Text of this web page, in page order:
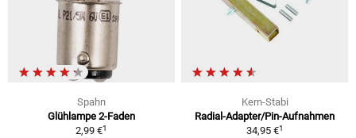
Spahn
Glühlampe 2-Faden
2,99 €1
Kern-Stabi
Radial-Adapter/Pin-Aufnahmen
34,95 €1